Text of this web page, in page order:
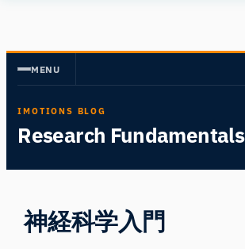
を
ス
ッ
MENU
IMOTIONS BLOG
Research Fundamentals
神経科学入門